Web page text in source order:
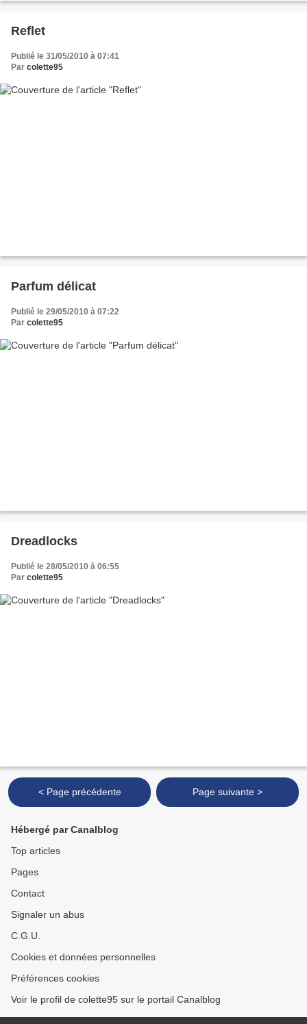
Reflet
Publié le 31/05/2010 à 07:41
Par colette95
Parfum délicat
Publié le 29/05/2010 à 07:22
Par colette95
Dreadlocks
Publié le 28/05/2010 à 06:55
Par colette95
< Page précédente Page suivante >
Hébergé par Canalblog
Top articles
Pages
Contact
Signaler un abus
C.G.U.
Cookies et données personnelles
Préférences cookies
Voir le profil de colette95 sur le portail Canalblog